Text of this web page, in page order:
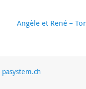
Angèle et René –
pasystem.ch